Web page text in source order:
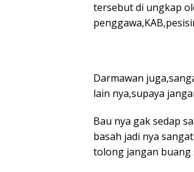
tersebut di ungkap
Darmawan
lain nya,supaya
Bau nya gak sedap
basah jadi nya
tolong jangan buang